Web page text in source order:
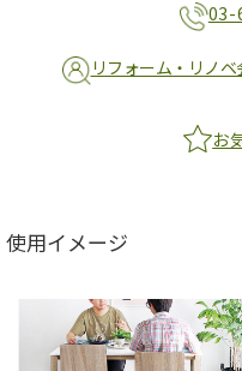
03-
リフォーム・リノ
お
使用イメージ